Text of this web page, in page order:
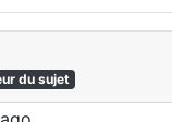
du sujet